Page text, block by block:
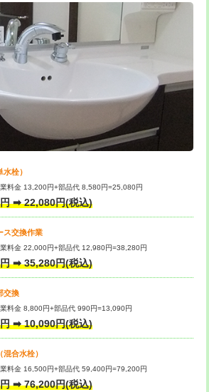
現場見積
までの価格です。
（VP・HI）使
33,000円
（VP・HI）使
)
ング鋼管・銅
用/3ｍまで)
44,000円
ング鋼管・銅
用/3ｍ超え)
削・埋め戻し作
工事/3ｍまで） 55,000円
水管工事/3ｍ超
・埋め戻し作業）
未満）
以上）
超え +3,300円
33,000円
処理・清掃・修
など（軽作業）
11,000円
水処理・清掃・修
など（中作業）
22,000円
水処理・清掃・修
工など（重作業）
33,000円
）
壁付・デッキ
（壁付・デッキ
16,500円+材料費
栓）
料金 13,200円+部品代 8,580円=25,080円
➡ 22,080円(税込)
ス交換作業
料金 22,000円+部品代 12,980円=38,280円
➡ 35,280円(税込)
交換
料金 8,800円+部品代 990円=13,090円
➡ 10,090円(税込)
合水栓）
料金 16,500円+部品代 59,400円=79,200円
➡ 76,200円(税込)